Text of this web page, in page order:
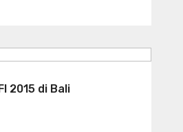
2015 di Bali